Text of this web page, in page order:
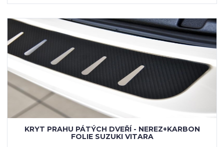
KRYT PRAHU PÁTÝCH DVEŘÍ - NEREZ+KARBON
FOLIE SUZUKI VITARA